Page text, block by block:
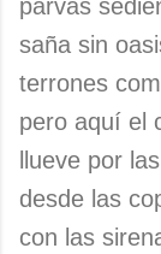
parvas
saña sin
terrones
pero aquí el
llueve por
desde las
con las